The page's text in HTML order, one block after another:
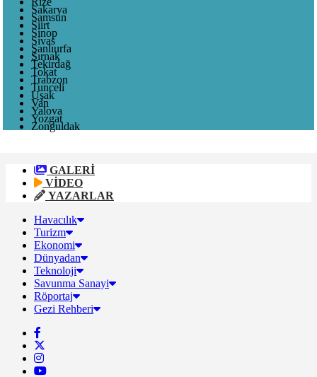
Sakarya
Samsun
Siirt
Sinop
Sivas
Şanlıurfa
Şırnak
Tekirdağ
Tokat
Trabzon
Tunceli
Uşak
Van
Yalova
Yozgat
Zonguldak
GALERİ
VİDEO
YAZARLAR
Havacılık
Turizm
Ekonomi
Dünyadan
Teknoloji
Savunma Sanayi
Röportaj
Gezi Rehberi